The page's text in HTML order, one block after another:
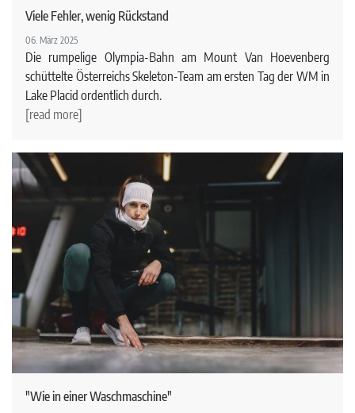
Viele Fehler, wenig Rückstand
06. März 2025
Die rumpelige Olympia-Bahn am Mount Van Hoevenberg
schüttelte Österreichs Skeleton-Team am ersten Tag der WM in
Lake Placid ordentlich durch.
[read more]
"Wie in einer Waschmaschine"